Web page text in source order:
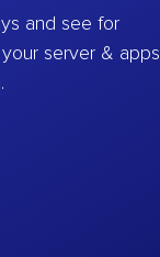
and see for
server & apps